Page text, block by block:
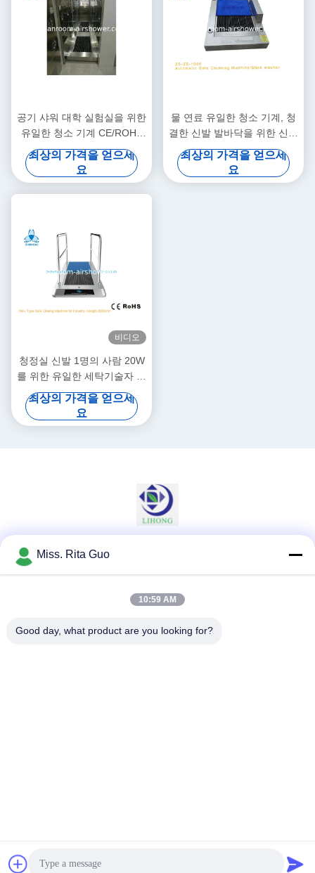
공기 샤워 대학 실험실을 위한
유일한 청소 기계 CE/ROHS
증명서
최상의 가격을 얻으세
요
물 연료 유일한 청소 기계, 청
결한 신발 발바닥을 위한 신발
세탁기
최상의 가격을 얻으세
요
비디오
청정실 신발 1명의 사람 20W
를 위한 유일한 세탁기술자 기
계 길이 1M
최상의 가격을 얻으세
요
빠른 연락
DONGGUAN LIHONG CLEANROOM CO., LTD . 모두 보유된 권
Miss. Rita Guo
10:59 AM
Good day, what product are you looking for?